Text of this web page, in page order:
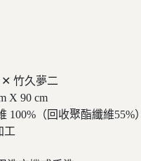
竹久夢二
X 90 cm
（回收聚酯纖維55%）